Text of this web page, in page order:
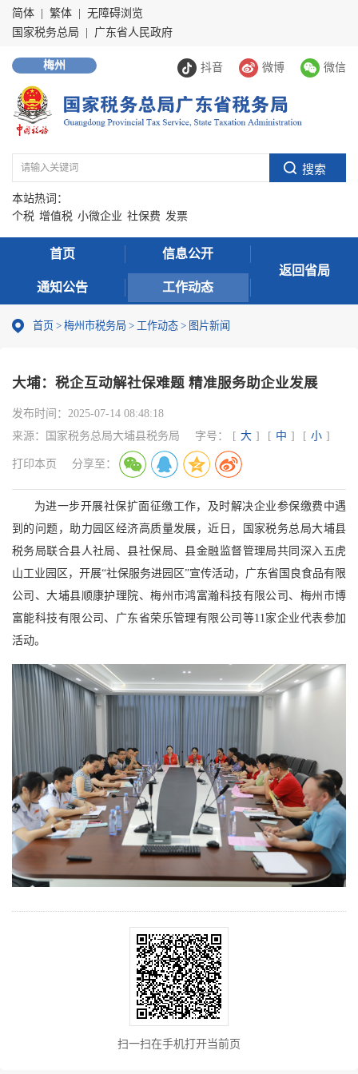
简体 繁体
无障碍浏览
国家税务总局
广东省人民政府
抖音 微博 微信
梅州
本站热词：
个税 增值税 小微企业 社保费 发票
首页 信息公开
通知公告 工作动态
返回省局
首页 > 梅州市税务局 > 工作动态 > 图片新闻
大埔：税企互动解社保难题 精准服务助企业发展
发布时间： 2025-07-14 08:48:18
来源：
国家税务总局大埔县税务局 字号： [ 大 ] [ 中 ] [ 小 ]
打印本页 分享至：
为进一步开展社保扩面征缴工作，及时解决企业参保缴费中遇
到的问题，助力园区经济高质量发展，近日，国家税务总局大埔县
税务局联合县人社局、县社保局、县金融监督管理局共同深入五虎
山工业园区，开展“社保服务进园区”宣传活动，广东省国良食品有限
公司、大埔县顺康护理院、梅州市鸿富瀚科技有限公司、梅州市博
富能科技有限公司、广东省荣乐管理有限公司等11家企业代表参加
活动。
扫一扫在手机打开当前页